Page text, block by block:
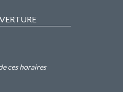
ces horaires